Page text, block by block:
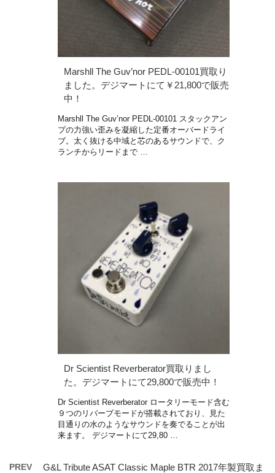
Marshll The Guv’nor PEDL-00101買取り
ました。デジマートにて￥21,800で販売
中！
Marshll The Guv’nor PEDL-00101 スタックアン
プの力強い歪みを凝縮した定番オーバードライ
ブ。太く抜ける中域と芯のあるサウンドで、ク
ランチからリードまで …
Dr Scientist Reverberator買取りまし
た。デジマートにて29,800で販売中！
Dr Scientist Reverberator ロータリーモード含む
９つのリバーブモードが搭載されており、見た
目通りの水のようなサウンドを奏でることが出
来ます。 デジマートにて29,80 …
PREV
G&L Tribute ASAT Classic Maple BTR 2017年製買取ま